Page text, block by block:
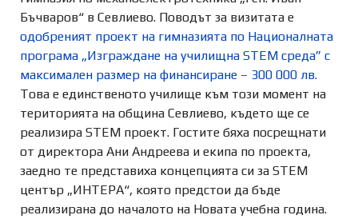
Бъчваров“ в Севлиево. Поводът за визитата е
одобреният проект на гимназията по Националната
програма „Изграждане на училищна STEM среда” с
максимален размер на финансиране – 300 000 лв.
Това е единственото училище към този момент на
територията на община Севлиево, където ще се
реализира STEM проект. Гостите бяха посрещнати
от директора Ани Андреева и екипа по проекта,
заедно те представиха концепцията си за STEM
център „ИНТЕРА“, която предстои да бъде
реализирана до началото на Новата учебна година.